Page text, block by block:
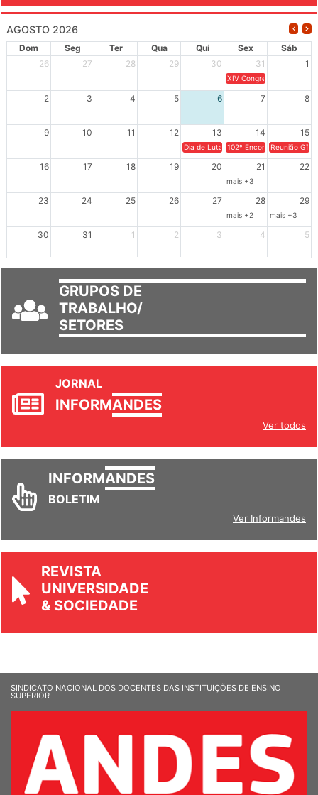
AGOSTO 2026
Dom Seg Ter Qua Qui Sex
Sáb
26
27 28 29 30 31 1
XIV Congresso Brasileiro
2 3 4 5 6 7 8
9 10 11 12 13 14 15
Dia de Luta em Defesa de Cuba e da
102º Encontro da
Reunião
16 17 18 19 20 21 22
mais +3
23 24 25 26 27 28 29
mais +2 mais +3
30 31 1 2 3 4 5
GRUPOS DE
TRABALHO/
SETORES
JORNAL
INFORMANDES
Ver todos
INFORMANDES
BOLETIM
Ver Informandes
REVISTA
UNIVERSIDADE
& SOCIEDADE
SINDICATO NACIONAL DOS DOCENTES DAS INSTITUIÇÕES DE ENSINO
SUPERIOR